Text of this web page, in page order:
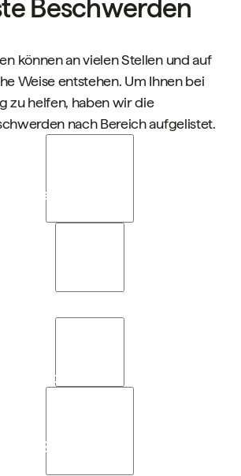
Beschwerden
können an vielen Stellen und auf
Weise entstehen. Um Ihnen bei
zu helfen, haben wir die
nach Bereich aufgelistet.
(CMC-
schmerzhafter.
in den Handgelenken
Arthritis
Syndrome